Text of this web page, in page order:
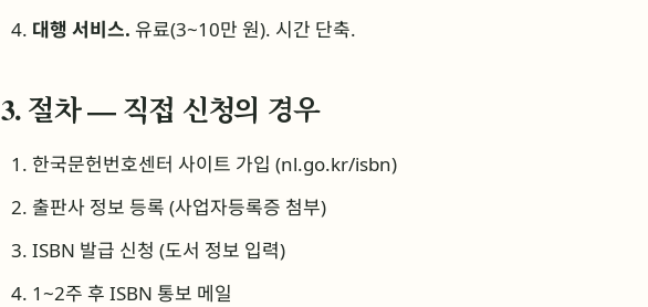
대행 서비스. 유료(3~10만 원). 시간 단축.
3. 절차 — 직접 신청의 경우
한국문헌번호센터 사이트 가입 (nl.go.kr/isbn)
출판사 정보 등록 (사업자등록증 첨부)
ISBN 발급 신청 (도서 정보 입력)
1~2주 후 ISBN 통보 메일